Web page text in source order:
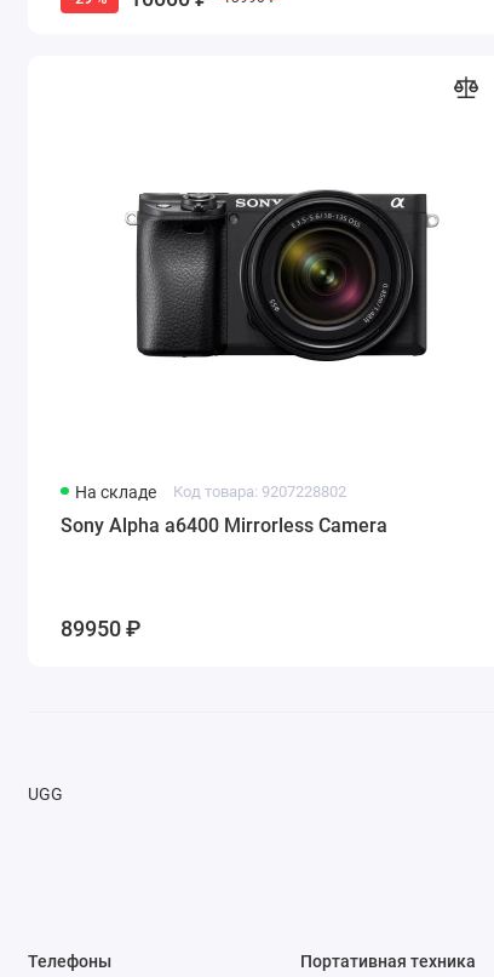
На складе Код товара: 9207228802
Sony Alpha a6400 Mirrorless Camera
89950 ₽
UGG
Телефоны Портативная техника